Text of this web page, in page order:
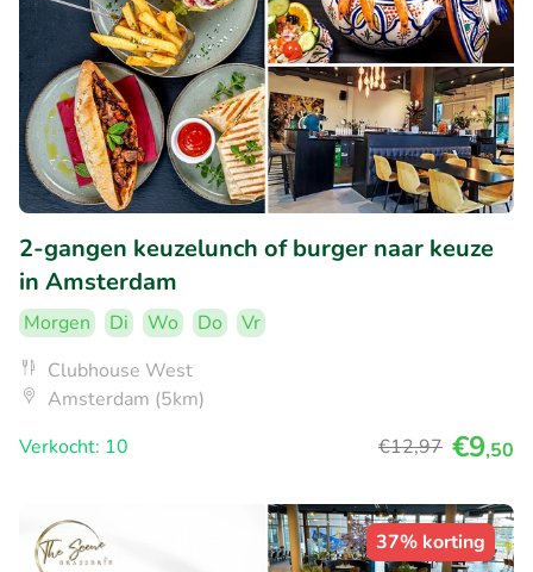
2-gangen keuzelunch of burger naar keuze
in Amsterdam
Morgen Di Wo Do
Vr
Clubhouse West
Amsterdam (5km)
Verkocht: 10
€12,97 €9,50
37% korting